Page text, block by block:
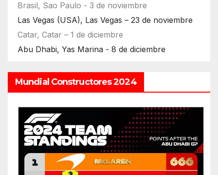
Brasil, Sao Paulo - 3 de noviembre
Las Vegas (USA), Las Vegas – 23 de noviembre
Catar, Catar – 1 de diciembre
Abu Dhabi, Yas Marina - 8 de diciembre
Mundial Constructores 2024